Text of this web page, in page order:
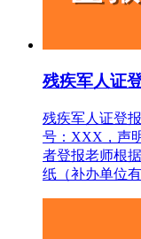
残疾军人证
残疾军人证登
号：XXX，声
者登报老师根
纸（补办单位